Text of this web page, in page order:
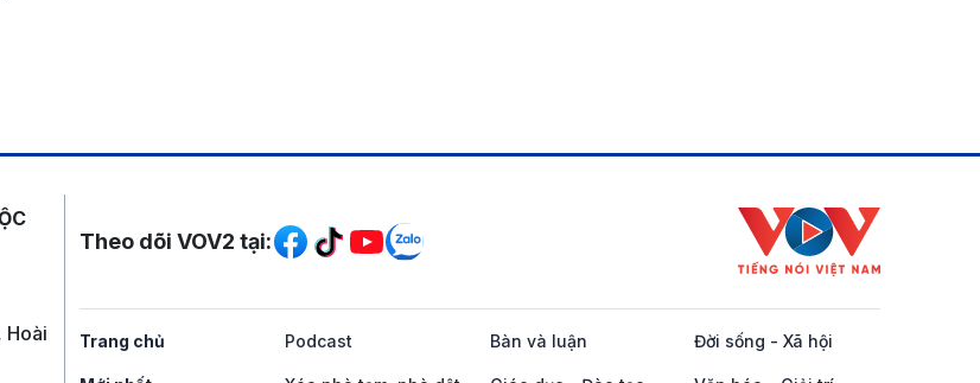
Hoài
Mạng xã hội
Theo dõi VOV2 tại:
Trang chủ Podcast Bàn và luận Đời sống - Xã hội